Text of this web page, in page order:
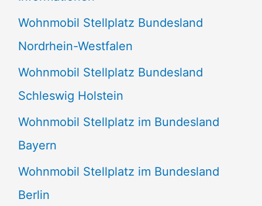
n
n
a
c
h
:
Wohnmobil Stellplatz Bundesland
Nordrhein-Westfalen
Wohnmobil Stellplatz Bundesland
Schleswig Holstein
Wohnmobil Stellplatz im Bundesland
Bayern
Wohnmobil Stellplatz im Bundesland
Berlin